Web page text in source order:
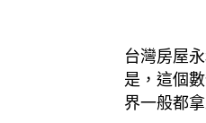
台灣房屋
是，這個
界一般都